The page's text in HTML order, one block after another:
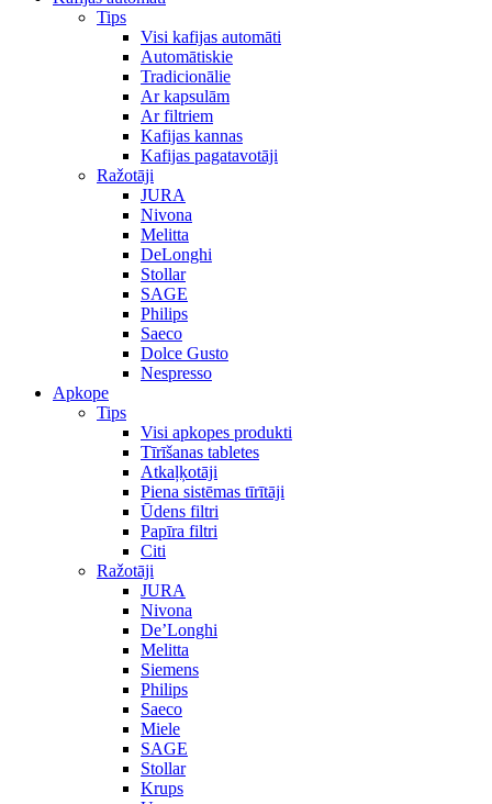
Tips
Visi kafijas automāti
Automātiskie
Tradicionālie
Ar kapsulām
Ar filtriem
Kafijas kannas
Kafijas pagatavotāji
Ražotāji
JURA
Nivona
Melitta
DeLonghi
Stollar
SAGE
Philips
Saeco
Dolce Gusto
Nespresso
Apkope
Tips
Visi apkopes produkti
Tīrīšanas tabletes
Atkaļķotāji
Piena sistēmas tīrītāji
Ūdens filtri
Papīra filtri
Citi
Ražotāji
JURA
Nivona
De’Longhi
Melitta
Siemens
Philips
Saeco
Miele
SAGE
Stollar
Krups